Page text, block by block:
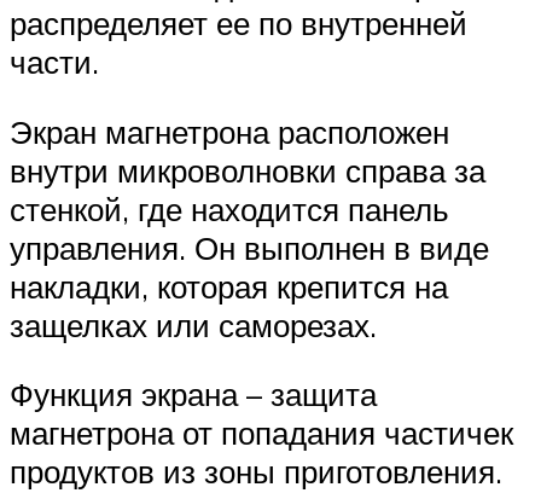
распределяет ее по внутренней
части.
Экран магнетрона расположен
внутри микроволновки справа за
стенкой, где находится панель
управления. Он выполнен в виде
накладки, которая крепится на
защелках или саморезах.
Функция экрана – защита
магнетрона от попадания частичек
продуктов из зоны приготовления.